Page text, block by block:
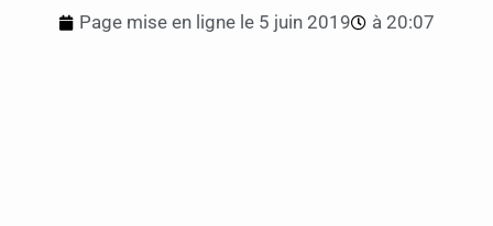
Page mise en ligne le 5 juin 2019 à 20:07